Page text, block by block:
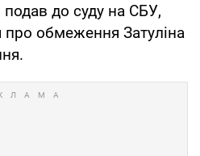
подав до суду на СБУ,
про обмеження Затуліна